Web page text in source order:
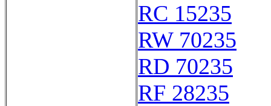
RC 15235
RW 70235
RD 70235
RF 28235